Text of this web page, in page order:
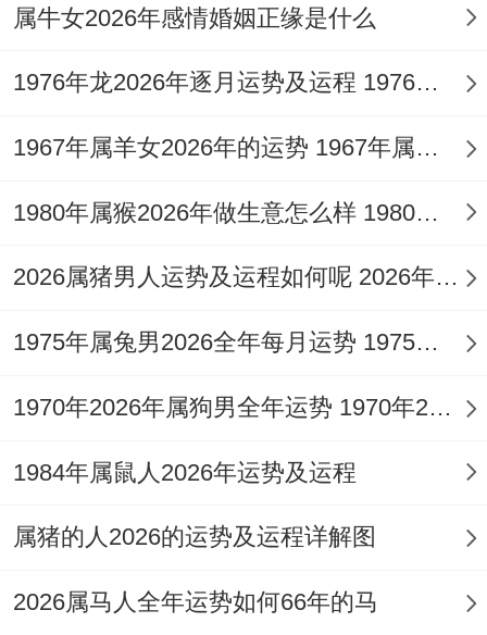
化解危机，甚至将矛盾转化为新的契机。
全年事业步骤的关键在于「多做少说」。专
困阻时主动向可信赖的师长求助，往往能柳
成为要
财星透干而坐下比劫。构成了「比肩夺财」
流动性增大，既有机遇通过人际网络，合作
项目或自身技能获得不错的收入进账，但也
朋友，兄弟姊妹、同事而破财的风险。
正财收入相对稳定。但偏财、投资在领域 则
属牛女2026年感情婚姻正缘是什么
1976年龙2026年逐月运势及运程 1976年龙2026年运势及运程
1967年属羊女2026年的运势 1967年属羊女2026年运势及运程
1980年属猴2026年做生意怎么样 1980年属猴2026年运势
2026属猪男人运势及运程如何呢 2026年属猪人的全年运势男性
1975年属兔男2026全年每月运势 1975年属兔男2026年运势及运程
1970年2026年属狗男全年运势 1970年2026年多少岁
1984年属鼠人2026年运势及运程
属猪的人2026的运势及运程详解图
2026属马人全年运势如何66年的马